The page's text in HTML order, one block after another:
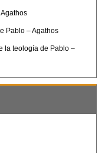
Pablo – Agathos
la teología de Pablo –